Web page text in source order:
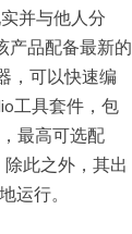
并与他人分
产品配备最新的
，可以快速编
工具套件，包
最高可选配
此之外，其出
运行。